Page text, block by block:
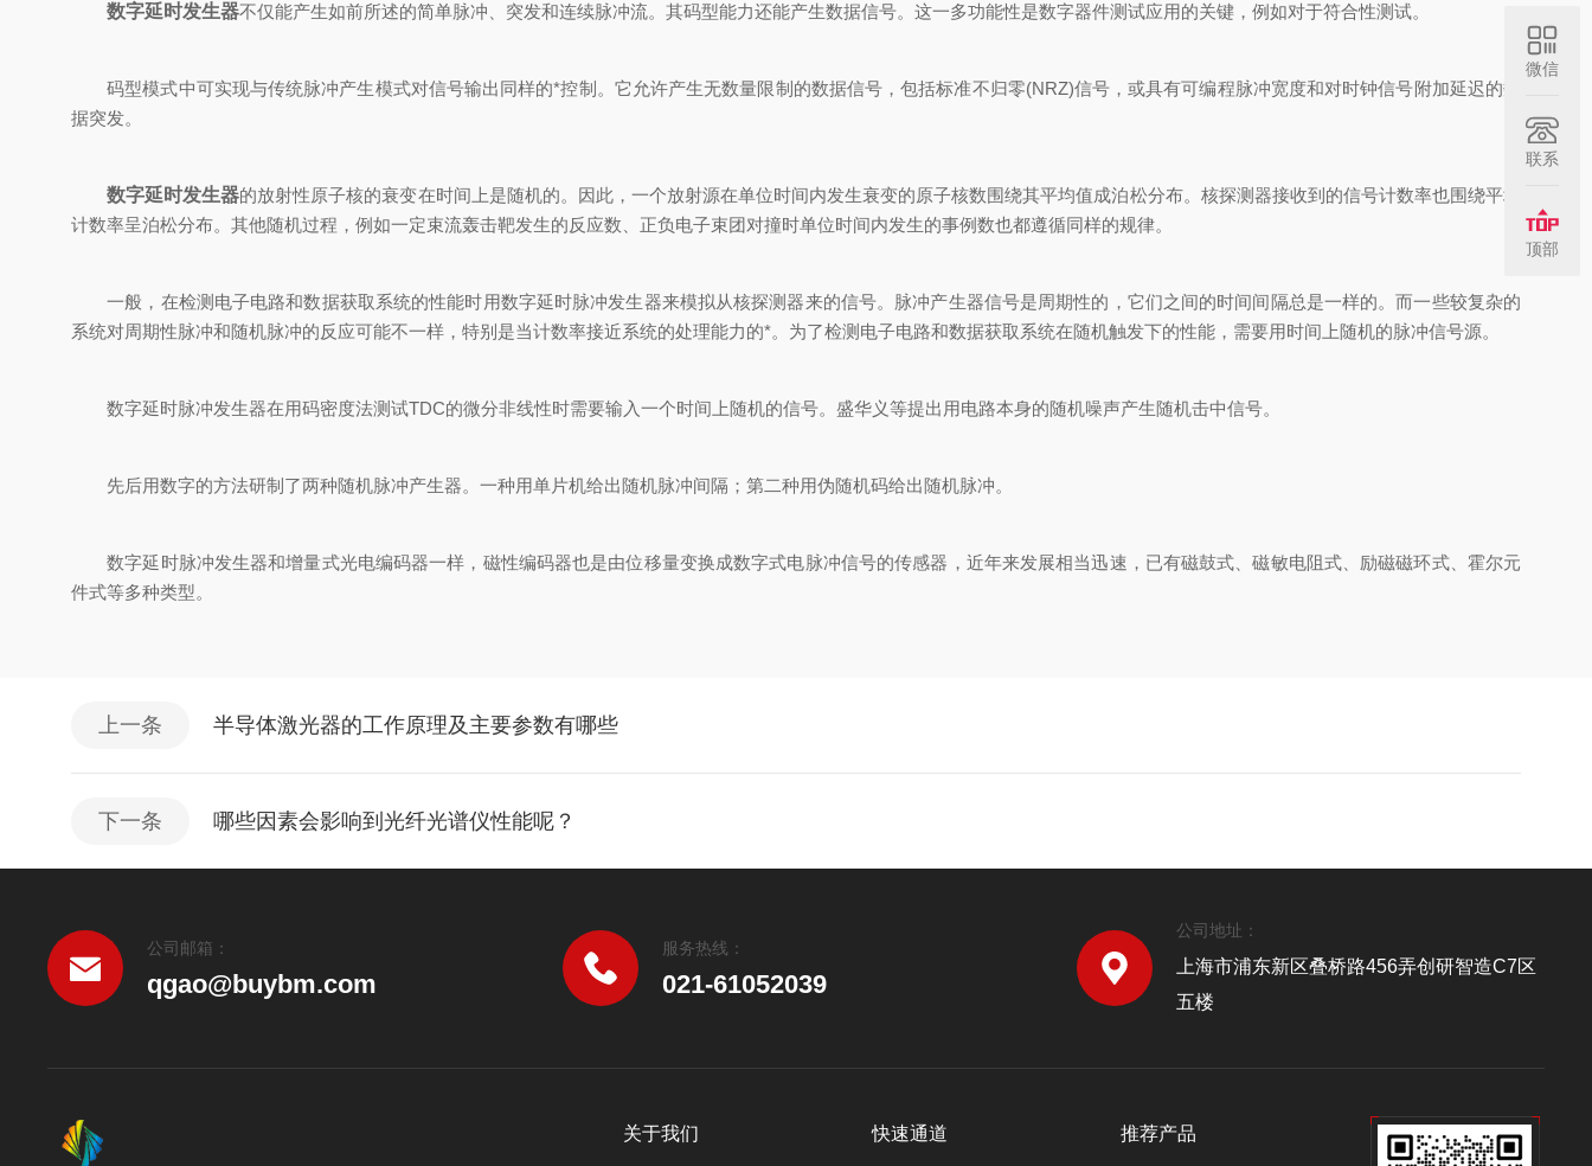
数字延时发生器不仅能产生如前所述的简单脉冲、突发和连续脉冲流。其码型能力还能产生数据信号。这一多功能性是数字器件测试应用的关键，例如对于符合性测试。
码型模式中可实现与传统脉冲产生模式对信号输出同样的*控制。它允许产生无数量限制的数据信号，包括标准不归零(NRZ)信号，或具有可编程脉冲宽度和对时钟信号附加延迟的数
据突发。
数字延时发生器的放射性原子核的衰变在时间上是随机的。因此，一个放射源在单位时间内发生衰变的原子核数围绕其平均值成泊松分布。核探测器接收到的信号计数率也围绕平均
计数率呈泊松分布。其他随机过程，例如一定束流轰击靶发生的反应数、正负电子束团对撞时单位时间内发生的事例数也都遵循同样的规律。
一般，在检测电子电路和数据获取系统的性能时用数字延时脉冲发生器来模拟从核探测器来的信号。脉冲产生器信号是周期性的，它们之间的时间间隔总是一样的。而一些较复杂的
系统对周期性脉冲和随机脉冲的反应可能不一样，特别是当计数率接近系统的处理能力的*。为了检测电子电路和数据获取系统在随机触发下的性能，需要用时间上随机的脉冲信号源。
数字延时脉冲发生器在用码密度法测试TDC的微分非线性时需要输入一个时间上随机的信号。盛华义等提出用电路本身的随机噪声产生随机击中信号。
先后用数字的方法研制了两种随机脉冲产生器。一种用单片机给出随机脉冲间隔；第二种用伪随机码给出随机脉冲。
数字延时脉冲发生器和增量式光电编码器一样，磁性编码器也是由位移量变换成数字式电脉冲信号的传感器，近年来发展相当迅速，已有磁鼓式、磁敏电阻式、励磁磁环式、霍尔元
件式等多种类型。
上一条 半导体激光器的工作原理及主要参数有哪些
下一条 哪些因素会影响到光纤光谱仪性能呢？
公司邮箱：
qgao@buybm.com
服务热线：
021-61052039
公司地址：
上海市浦东新区叠桥路456弄创研智造C7区
五楼
关于我们 快速通道 推荐产品
微信
联系
顶部